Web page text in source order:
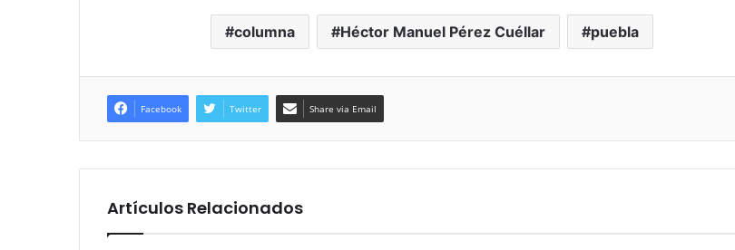
columna Héctor Manuel Pérez Cuéllar puebla
Facebook Twitter Share via Email
Artículos Relacionados